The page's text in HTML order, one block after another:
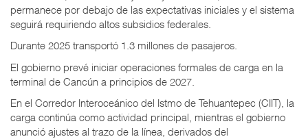
permanece por debajo de las expectativas iniciales y el sistema
seguirá requiriendo altos subsidios federales.
Durante 2025 transportó 1.3 millones de pasajeros.
El gobierno prevé iniciar operaciones formales de carga en la
terminal de Cancún a principios de 2027.
En el Corredor Interoceánico del Istmo de Tehuantepec (CIIT), la
carga continúa como actividad principal, mientras el gobierno
anunció ajustes al trazo de la línea, derivados del